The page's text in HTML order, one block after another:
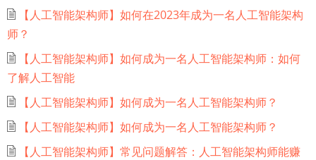
【人工智能架构师】如何在2023年成为一名人工智能架构
师？
【人工智能架构师】如何成为一名人工智能架构师：如何
了解人工智能
【人工智能架构师】如何成为一名人工智能架构师？
【人工智能架构师】如何成为一名人工智能架构师？
【人工智能架构师】常见问题解答：人工智能架构师能赚